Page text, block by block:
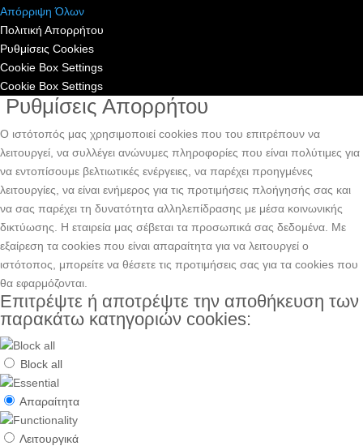
Απόρριψη Όλων
Πολιτική Απορρήτου
Ρυθμίσεις Cookies
Cookie Box Settings
Cookie Box Settings
Ρυθμίσεις Απορρήτου
Ο ιστότοπός μας χρησιμοποιεί cookies που του επιτρέπουν να
λειτουργεί, να συλλέγει ανώνυμες πληροφορίες που είναι πολύτιμες για
να εντοπίσουμε βελτιωτικές ενέργειες, να παρέχει προηγμένες
λειτουργίες, να είναι ενήμερος για τις προτιμήσεις πλοήγησής σας και
να σας παρέχει τη δυνατότητα αλληλεπίδρασης με μέσα κοινωνικής
δικτύωσης. H εταιρεία μας σέβεται τα προσωπικά σας δεδομένα. Με
εξαίρεση τα cookies που είναι απαραίτητα για να λειτουργεί ο
ιστότοπος, μπορείτε να θέσετε τις προτιμήσεις σας για τα cookies που
θα εφαρμόζονται.
Επιτρέψτε ή αποτρέψτε την αποθήκευση των
παρακάτω κατηγοριών cookies:
Block all
Απαραίτητα
Λειτουργικά